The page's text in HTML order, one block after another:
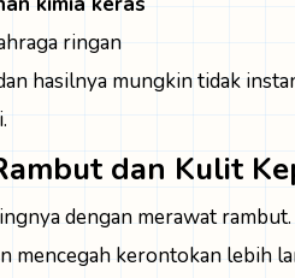
ringan
hasilnya mungkin tidak
dan Kulit
dengan merawat
kerontokan lebih